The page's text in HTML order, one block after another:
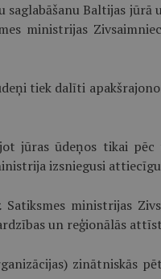
Baltijas
ministrijas
tiek dalīti
jūras ūdeņos tikai
izsniegusi
Satiksmes ministrijas
un reģionālās
zinātniskās